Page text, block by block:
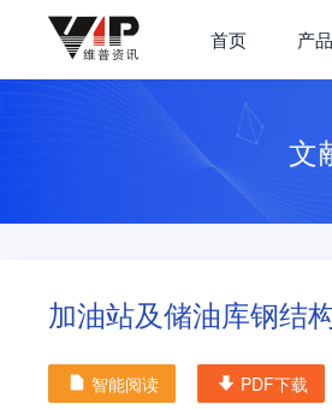
首页 产
文
加油站及储油库钢结
智能阅读 PDF下载